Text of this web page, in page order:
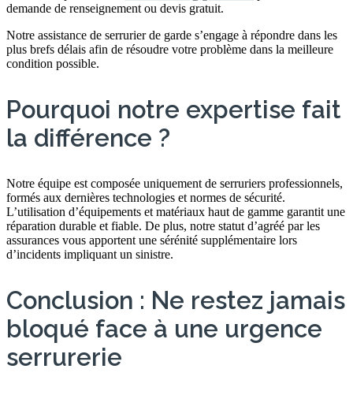
demande de renseignement ou devis gratuit.
Notre assistance de serrurier de garde s’engage à répondre dans les
plus brefs délais afin de résoudre votre problème dans la meilleure
condition possible.
Pourquoi notre expertise fait
la différence ?
Notre équipe est composée uniquement de serruriers professionnels,
formés aux dernières technologies et normes de sécurité.
L’utilisation d’équipements et matériaux haut de gamme garantit une
réparation durable et fiable. De plus, notre statut d’agréé par les
assurances vous apportent une sérénité supplémentaire lors
d’incidents impliquant un sinistre.
Conclusion : Ne restez jamais
bloqué face à une urgence
serrurerie